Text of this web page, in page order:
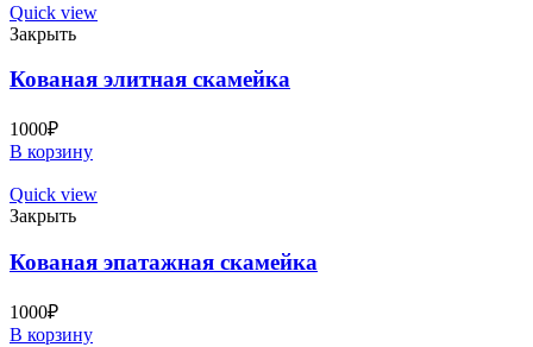
Quick view
Закрыть
Кованая элитная скамейка
1000₽
В корзину
Quick view
Закрыть
Кованая эпатажная скамейка
1000₽
В корзину